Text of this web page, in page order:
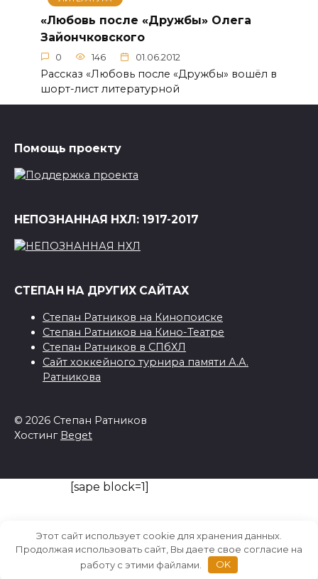
«Любовь после «Дружбы» Олега
Зайончковского
0 146 01.06.2012
Рассказ «Любовь после «Дружбы» вошёл в
шорт-лист литературной
Помощь проекту
НЕПОЗНАННАЯ НХЛ: 1917-2017
СТЕПАН НА ДРУГИХ САЙТАХ
Степан Ратников на Кинопоиске
Степан Ратников на Кино-Театре
Степан Ратников в СПбХЛ
Сайт хоккейного турнира памяти А.А.
Ратникова
© 2026 Степан Ратников
Хостинг Beget
[sape block=1]
Этот сайт использует cookie для хранения данных.
Продолжая использовать сайт, Вы даете свое согласие на
работу с этими файлами.
OK